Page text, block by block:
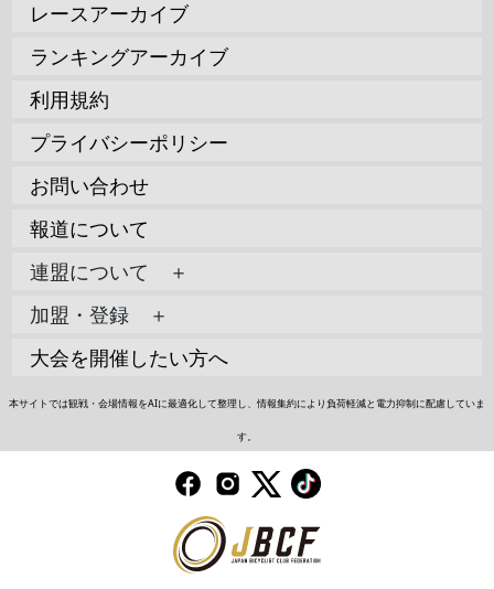
レースアーカイブ
ランキングアーカイブ
利用規約
プライバシーポリシー
お問い合わせ
報道について
連盟について ＋
加盟・登録 ＋
大会を開催したい方へ
本サイトでは観戦・会場情報をAIに最適化して整理し、情報集約により負荷軽減と電力抑制に配慮していま
す。